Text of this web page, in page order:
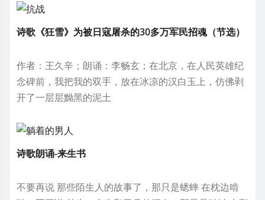
诗歌《狂雪》为被日寇屠杀的30多万军民招魂（节选）
作者：王久辛；朗诵：李畅玄；在北京，在人民英雄纪
念碑前，我把我的双手，放在冰凉的汉白玉上，仿佛剥
开了一层层黝黑的泥土
诗歌朗诵-来生书
不要再说 那些陌生人的故事了，那只是蟋蟀 在枕边啃